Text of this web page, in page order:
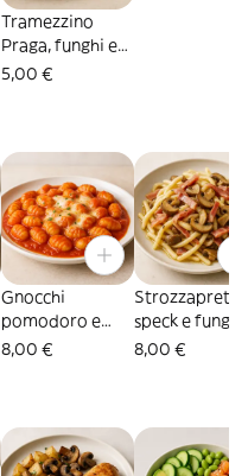
Tramezzino
Praga, funghi e
fontina
5,00 €
Gnocchi
pomodoro e
mozzarella
8,00 €
Strozzapreti
speck e funghi
8,00 €